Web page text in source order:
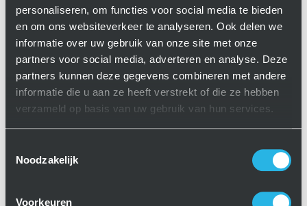
personaliseren, om functies voor social media te bieden
en om ons websiteverkeer te analyseren. Ook delen we
informatie over uw gebruik van onze site met onze
partners voor social media, adverteren en analyse. Deze
partners kunnen deze gegevens combineren met andere
informatie die u aan ze heeft verstrekt of die ze hebben
verzameld op basis van uw gebruik van hun services.
Noodzakelijk
Voorkeuren